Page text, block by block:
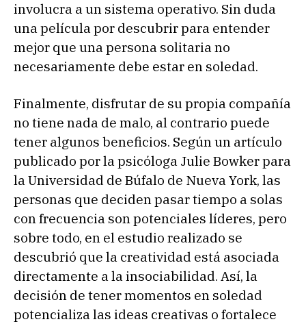
involucra a un sistema operativo. Sin duda
una película por descubrir para entender
mejor que una persona solitaria no
necesariamente debe estar en soledad.
Finalmente, disfrutar de su propia compañía
no tiene nada de malo, al contrario puede
tener algunos beneficios. Según un artículo
publicado por la psicóloga Julie Bowker para
la Universidad de Búfalo de Nueva York, las
personas que deciden pasar tiempo a solas
con frecuencia son potenciales líderes, pero
sobre todo, en el estudio realizado se
descubrió que la creatividad está asociada
directamente a la insociabilidad. Así, la
decisión de tener momentos en soledad
potencializa las ideas creativas o fortalece